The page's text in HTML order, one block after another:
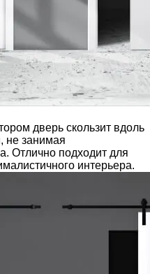
дверь скользит вдоль
не занимая
Отлично подходит для
интерьера.